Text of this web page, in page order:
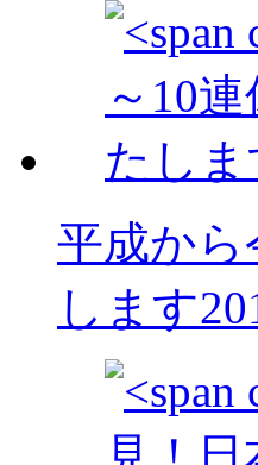
平成から
します